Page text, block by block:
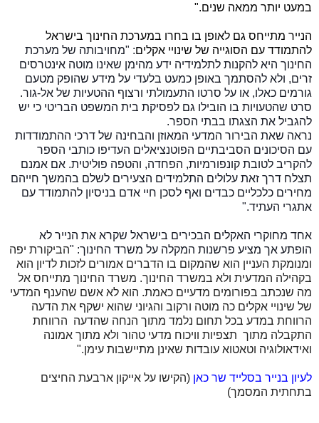
במעט יותר ממאה שנים."
הנייר מתייחס גם לאופן בו בחרו במערכת החינוך בישראל
להתמודד עם הסוגייה של שינויי אקלים: "מחויבותה של מערכת
החינוך היא להקנות לתלמידיה ידע מהימן שאינו מוטה אינטרסים
זרים, ולא להסתמך באופן כמעט בלעדי על מידע שהופק מטעם
גורמים כאלו, או על סרטו התעמולתי ורצוף ההטעיות של אל-גור.
סרט שהטעויות בו הובילו גם לפסיקת בית המשפט הבריטי כי יש
להגביל את הצגתו בבתי הספר.
נראה שאת הבירור המדעי המאוזן והבחינה של דרכי ההתמודדות
עם הסיכונים הסביבתיים הפוטנציאלים העדיפו כותבי הספר
להקריב לטובת קונפורמיות, הפחדה, והטפה פוליטית. אם אמנם
תצלח דרך זאת עלולים התלמידים הצעירים לשלם בהמשך חייהם
מחירים כלכליים כבדים ואף לסכן חיי אדם בניסיון להתמודד עם
אתגרי העתיד."
אחד מחוקרי האקלים הבכירים בישראל שקרא את הנייר לא
הופתע אך מציע פרשנות המקלה על משרד החינוך: "הביקורת יפה
ומנומקת העניין הוא שהמקום בו הדברים אמורים לזכות לדיון הוא
בקהילה המדעית ולא במשרד החינוך. משרד החינוך מתייחס אל
מה שנכתב בפורומים מדעיים כאמת. הוא לא אשם שהענף המדעי
של שינויי אקלים כה מוטה ורקוב והגיוני שהוא ישקף את הדעה
הרווחת במדע בכל תחום נלמד מתוך הנחה שהדעה הרווחת
התקבלה מתוך תצפיות וויכוח מדעי טהור ולא מתוך אמונה
ואידאולוגיה וטאטוא עובדות שאינן מתיישבות עימן."
לעיון בנייר בסלייד שר כאן (הקישו על אייקון ארבעת החיצים
בתחתית המסמך)